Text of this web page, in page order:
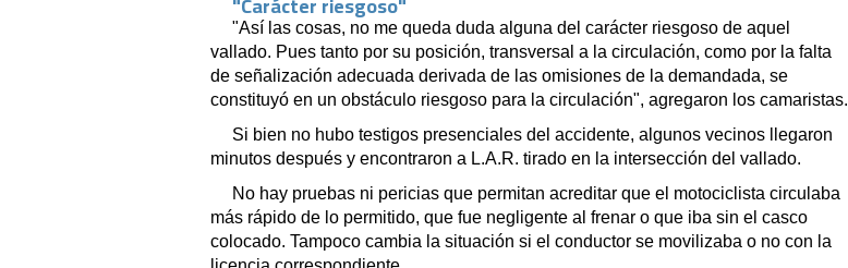
"Así las cosas, no me queda duda alguna del carácter riesgoso de aquel
vallado. Pues tanto por su posición, transversal a la circulación, como por la falta
de señalización adecuada derivada de las omisiones de la demandada, se
constituyó en un obstáculo riesgoso para la circulación", agregaron los camaristas.
Si bien no hubo testigos presenciales del accidente, algunos vecinos llegaron
minutos después y encontraron a L.A.R. tirado en la intersección del vallado.
No hay pruebas ni pericias que permitan acreditar que el motociclista circulaba
más rápido de lo permitido, que fue negligente al frenar o que iba sin el casco
colocado. Tampoco cambia la situación si el conductor se movilizaba o no con la